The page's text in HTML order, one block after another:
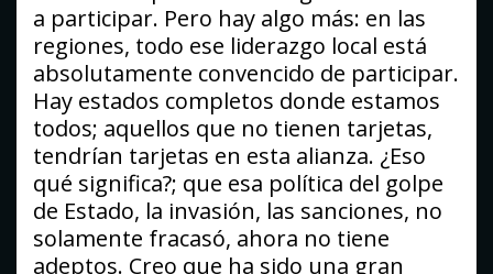
a participar. Pero hay algo más: en las
regiones, todo ese liderazgo local está
absolutamente convencido de participar.
Hay estados completos donde estamos
todos; aquellos que no tienen tarjetas,
tendrían tarjetas en esta alianza. ¿Eso
qué significa?; que esa política del golpe
de Estado, la invasión, las sanciones, no
solamente fracasó, ahora no tiene
adeptos. Creo que ha sido una gran